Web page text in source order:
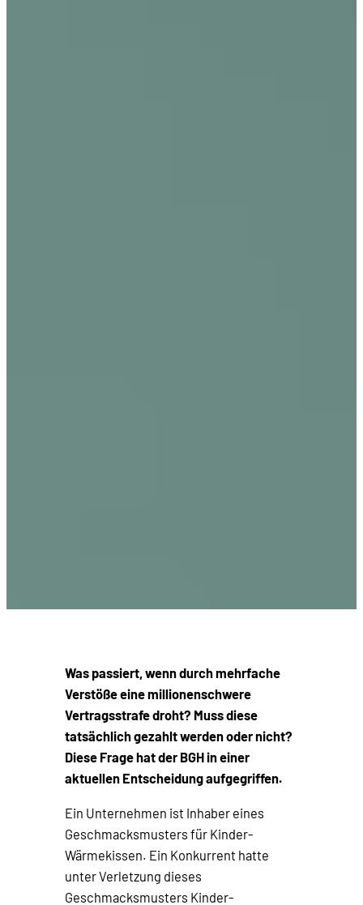
Was passiert, wenn durch mehrfache
Verstöße eine millionenschwere
Vertragsstrafe droht? Muss diese
tatsächlich gezahlt werden oder nicht?
Diese Frage hat der BGH in einer
aktuellen Entscheidung aufgegriffen.
Ein Unternehmen ist Inhaber eines
Geschmacksmusters für Kinder-
Wärmekissen. Ein Konkurrent hatte
unter Verletzung dieses
Geschmacksmusters Kinder-